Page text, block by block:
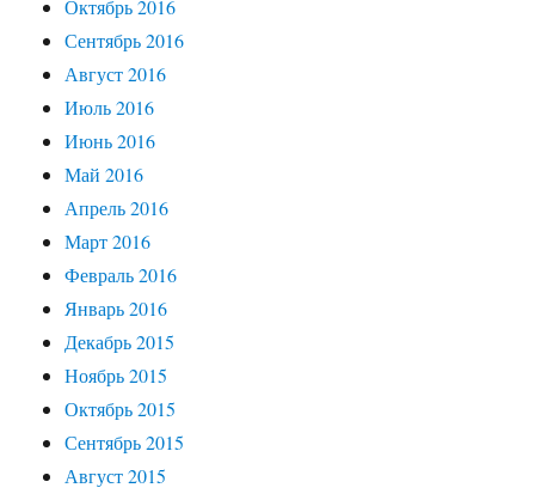
Октябрь 2016
Сентябрь 2016
Август 2016
Июль 2016
Июнь 2016
Май 2016
Апрель 2016
Март 2016
Февраль 2016
Январь 2016
Декабрь 2015
Ноябрь 2015
Октябрь 2015
Сентябрь 2015
Август 2015